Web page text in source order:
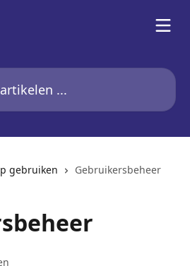
gebruiken Gebruikersbeheer